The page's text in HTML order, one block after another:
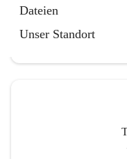
Dateien
Unser Standort